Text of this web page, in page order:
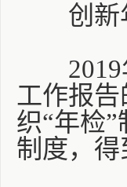
创新年
2019年
工作报
织“年检
制度，